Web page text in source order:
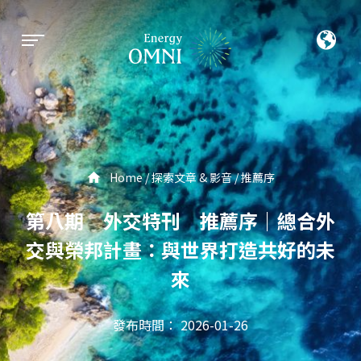
Home 探索文章 & 影音 推薦序
第八期 外交特刊 推薦序｜總合外
交與榮邦計畫：與世界打造共好的未
來
發布時間： 2026-01-26